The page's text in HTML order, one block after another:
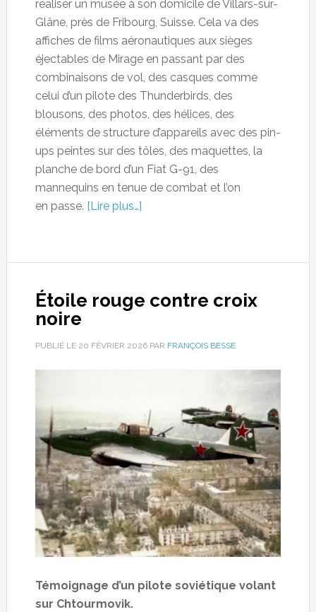
réaliser un musée à son domicile de Villars-sur-
Glâne, près de Fribourg, Suisse. Cela va des
affiches de films aéronautiques aux sièges
éjectables de Mirage en passant par des
combinaisons de vol, des casques comme
celui d’un pilote des Thunderbirds, des
blousons, des photos, des hélices, des
éléments de structure d’appareils avec des pin-
ups peintes sur des tôles, des maquettes, la
planche de bord d’un Fiat G-91, des
mannequins en tenue de combat et l’on
en passe. [Lire plus…]
Étoile rouge contre croix
noire
PUBLIÉ LE 20 FÉVRIER 2026PAR FRANÇOIS BESSE
Témoignage d’un pilote soviétique volant
sur Chtourmovik.